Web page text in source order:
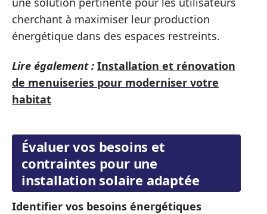
cherchant à maximiser leur production
énergétique dans des espaces restreints.
Lire également : Installation et rénovation
de menuiseries pour moderniser votre
habitat
Évaluer vos besoins et
contraintes pour une
installation solaire adaptée
Identifier vos besoins énergétiques